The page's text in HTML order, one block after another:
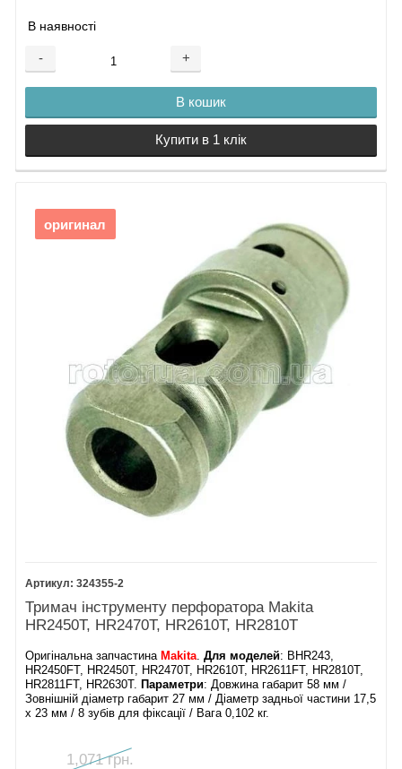
В наявності
- +
В кошик
Купити в 1 клік
оригинал
324355-2
Тримач інструменту перфоратора Makita
HR2450T, HR2470T, HR2610T, HR2810T
Оригінальна запчастина Makita.Для моделей: BHR243,
HR2450FT, HR2450T, HR2470T, HR2610T, HR2611FT, HR2810T,
HR2811FT, HR2630T. Параметри: Довжина габарит 58 мм /
Зовнішній діаметр габарит 27 мм / Діаметр задньої частини 17,5
х 23 мм / 8 зубів для фіксації / Вага 0,102 кг.
1,071 грн.